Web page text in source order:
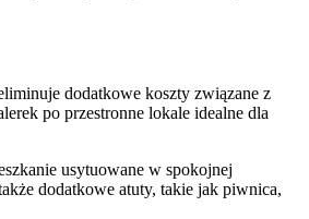
dodatkowe koszty związane z
po przestronne lokale idealne dla
usytuowane w spokojnej
dodatkowe atuty, takie jak piwnica,